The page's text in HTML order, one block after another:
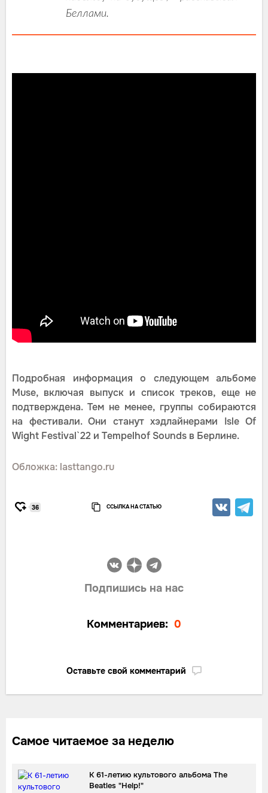
Беллами.
Подробная информация о следующем альбоме
Muse, включая выпуск и список треков, еще не
подтверждена. Тем не менее, группы собираются
на фестивали. Они станут хэдлайнерами Isle Of
Wight Festival`22 и Tempelhof Sounds в Берлине.
Обложка: lasttango.ru
36 ССЫЛКА НА СТАТЬЮ
Подпишись на нас
Комментариев: 0
Оставьте свой комментарий
Самое читаемое за неделю
К 61-летию культового альбома The
Beatles "Help!"